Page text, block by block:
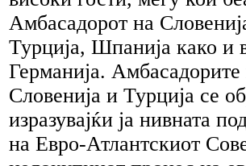
Амбасадорот на
Турција, Шпанија како и
Германија.
Словенија и Турција се
изразувајќи ја нивната
на Евро-Атлантскиот